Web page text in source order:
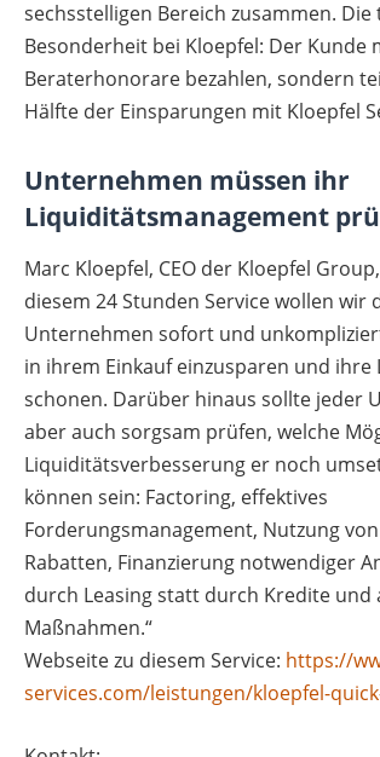
sechsstelligen Bereich zusammen. Die
Besonderheit bei Kloepfel: Der Kunde
Beraterhonorare bezahlen, sondern
Hälfte der Einsparungen mit Kloepfel
Unternehmen müssen ihr
Liquiditätsmanagement
Marc Kloepfel, CEO der Kloepfel
diesem 24 Stunden Service wollen wir
Unternehmen sofort und
in ihrem Einkauf einzusparen und ihre
schonen. Darüber hinaus sollte jeder
aber auch sorgsam prüfen, welche
Liquiditätsverbesserung er noch
können sein: Factoring, effektives
Forderungsmanagement, Nutzung
Rabatten, Finanzierung notwendiger
durch Leasing statt durch Kredite und
Maßnahmen.“
Webseite zu diesem Service: https://
services.com/leistungen/kloepfel-